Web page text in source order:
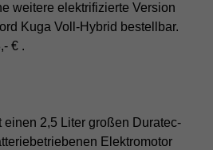
weitere elektrifizierte Version
Kuga Voll-Hybrid bestellbar.
€ .
einen 2,5 Liter großen Duratec-
Elektromotor